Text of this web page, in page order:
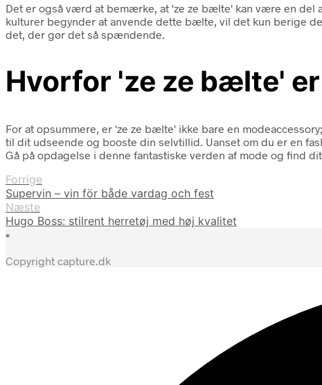
Det er også værd at bemærke, at 'ze ze bælte' kan være en
kulturer begynder at anvende dette bælte, vil det kun berige
det, der gør det så spændende.
Hvorfor 'ze ze bælte'
For at opsummere, er 'ze ze bælte' ikke bare en
til dit udseende og booste din selvtillid. Uanset om du er en
Gå på opdagelse i denne fantastiske verden af mode og find
Forrige
Supervin – vin för både vardag och fest
Næste
Hugo Boss: stilrent herretøj med høj kvalitet
•
Copyright capture.dk